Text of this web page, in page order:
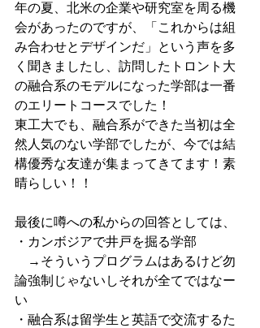
年の夏、北米の企業や研究室を周る機
会があったのですが、「これからは組
み合わせとデザインだ」という声を多
く聞きましたし、訪問したトロント大
の融合系のモデルになった学部は一番
のエリートコースでした！
東工大でも、融合系ができた当初は全
然人気のない学部でしたが、今では結
構優秀な友達が集まってきてます！素
晴らしい！！
最後に噂への私からの回答としては、
・カンボジアで井戸を掘る学部
→そういうプログラムはあるけど勿
論強制じゃないしそれが全てではなー
い
・融合系は留学生と英語で交流するた